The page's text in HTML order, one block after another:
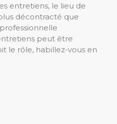
entretiens, le lieu de
décontracté que
peut être
le rôle, habillez-vous en